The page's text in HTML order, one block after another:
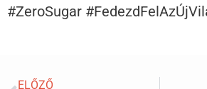
#ZeroSugar
ELŐZŐ